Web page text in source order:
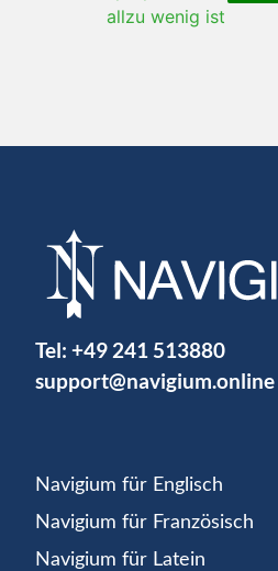
allzu wenig ist
Tel: +49 241 513880
support@navigium.online
Navigium für Englisch
Navigium für Französisch
Navigium für Latein